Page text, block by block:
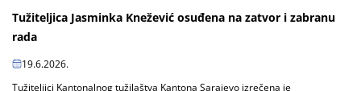
Tužiteljica Jasminka Knežević osuđena na zatvor i zabranu
rada
19.6.2026.
Tužiteljici Kantonalnog tužilaštva Kantona Sarajevo izrečena je